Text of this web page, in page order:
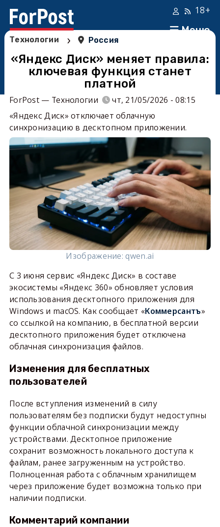
Меню
18+
Технологии › Россия
«Яндекс Диск» меняет правила:
ключевая функция станет
платной
ForPost — Технологии
чт, 21/05/2026 - 08:15
«Яндекс Диск» отключает облачную
синхронизацию в десктопном приложении.
Изображение: qwen.ai
С 3 июня сервис «Яндекс Диск» в составе
экосистемы «Яндекс 360» обновляет условия
использования десктопного приложения для
Windows и macOS. Как сообщает «Коммерсантъ»
со ссылкой на компанию, в бесплатной версии
десктопного приложения будет отключена
облачная синхронизация файлов.
Изменения для бесплатных
пользователей
После вступления изменений в силу
пользователям без подписки будут недоступны
функции облачной синхронизации между
устройствами. Десктопное приложение
сохранит возможность локального доступа к
файлам, ранее загруженным на устройство.
Полноценная работа с облачным хранилищем
через приложение будет возможна только при
наличии подписки.
Комментарий компании